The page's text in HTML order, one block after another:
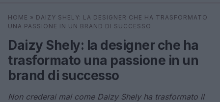
Cerca ⌕ ×
HOME » DAIZY SHELY: LA DESIGNER CHE HA TRASFORMATO
UNA PASSIONE IN UN BRAND DI SUCCESSO
Daizy Shely: la designer che ha
trasformato una passione in un
brand di successo
Non crederai mai come Daizy Shely ha trasformato il